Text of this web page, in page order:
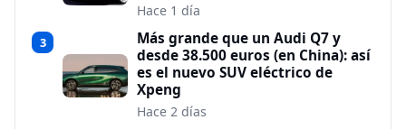
Hace 1 día
3
Más grande que un Audi Q7 y
desde 38.500 euros (en China): así
es el nuevo SUV eléctrico de
Xpeng
Hace 2 días